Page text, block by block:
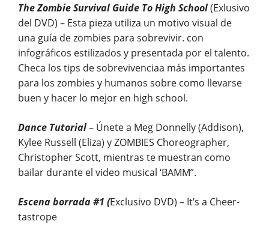
The Zombie Survival Guide To High School(Exlusivo
del DVD) – Esta pieza utiliza un motivo visual de
una guía de zombies para sobrevivir. con
infográficos estilizados y presentada por el talento.
Checa los tips de sobrevivenciaa más importantes
para los zombies y humanos sobre como llevarse
buen y hacer lo mejor en high school.
Dance Tutorial– Únete a Meg Donnelly (Addison),
Kylee Russell (Eliza) y ZOMBIES Choreographer,
Christopher Scott, mientras te muestran como
bailar durante el video musical ‘BAMM”.
Escena borrada #1 (Exclusivo DVD) – It’s a Cheer-
tastrope